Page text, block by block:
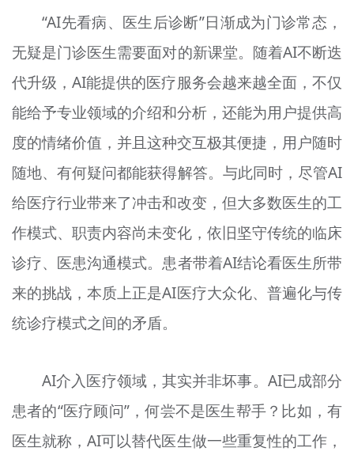
“AI先看病、医生后诊断”日渐成为门诊常态，
无疑是门诊医生需要面对的新课堂。随着AI不断迭
代升级，AI能提供的医疗服务会越来越全面，不仅
能给予专业领域的介绍和分析，还能为用户提供高
度的情绪价值，并且这种交互极其便捷，用户随时
随地、有何疑问都能获得解答。与此同时，尽管AI
给医疗行业带来了冲击和改变，但大多数医生的工
作模式、职责内容尚未变化，依旧坚守传统的临床
诊疗、医患沟通模式。患者带着AI结论看医生所带
来的挑战，本质上正是AI医疗大众化、普遍化与传
统诊疗模式之间的矛盾。
AI介入医疗领域，其实并非坏事。AI已成部分
患者的“医疗顾问”，何尝不是医生帮手？比如，有
医生就称，AI可以替代医生做一些重复性的工作，